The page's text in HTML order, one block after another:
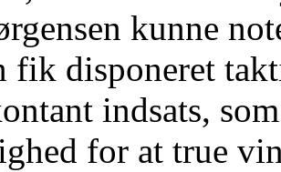
kunne
fik disponeret
indsats,
for at true